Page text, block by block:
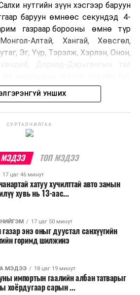
нутгийн зүүн хэсгээр баруун
баруун өмнөөс секундэд 4-
газраар борооны өмнө түр
Алтай, Хангай, Хөвсгөл,
Эг, Үүр, Тэрэлж, Хэрлэн, Онон,
34-39 хэм, бусад нутгаар 27-
ХОТ ОРЧМООР:
Бороо орохгүй. Салхи баруун
секундэд 4-9 метр. 27-29 хэм
ОРЧМООР:Багавтар үүлтэй.
Салхи баруун хойноос
ОРЧМООР:Багавтар үүлтэй.
Салхи баруун хойноос
4-9 метр. 25-27 хэм дулаан
УНШИХ
СУРТАЛЧИЛГАА
ТОП МЭДЭЭ
17 цаг 46 минут
хатуу хучилттай авто замын
хувь нь 13-аас...
17 цаг 50 минут
газар энэ оныг дуустал санхүүгийн
горимд шилжинэ
МЭДЭЭ 18 цаг 19 минут
импортын гаалийн албан татварыг
хоёрдугаар сарын ...